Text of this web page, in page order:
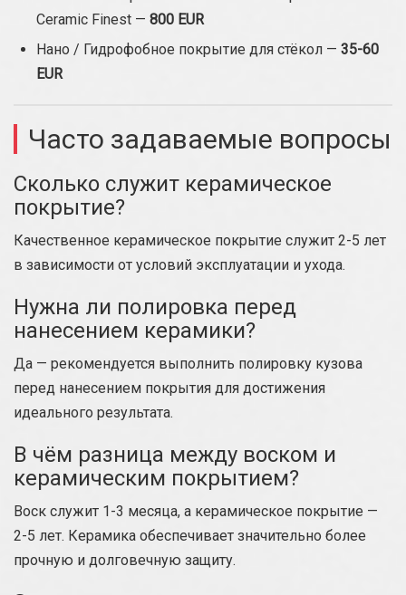
Ceramic Finest — 800 EUR
Нано / Гидрофобное покрытие для стёкол — 35-60
EUR
Часто задаваемые вопросы
Сколько служит керамическое
покрытие?
Качественное керамическое покрытие служит 2-5 лет
в зависимости от условий эксплуатации и ухода.
Нужна ли полировка перед
нанесением керамики?
Да — рекомендуется выполнить полировку кузова
перед нанесением покрытия для достижения
идеального результата.
В чём разница между воском и
керамическим покрытием?
Воск служит 1-3 месяца, а керамическое покрытие —
2-5 лет. Керамика обеспечивает значительно более
прочную и долговечную защиту.